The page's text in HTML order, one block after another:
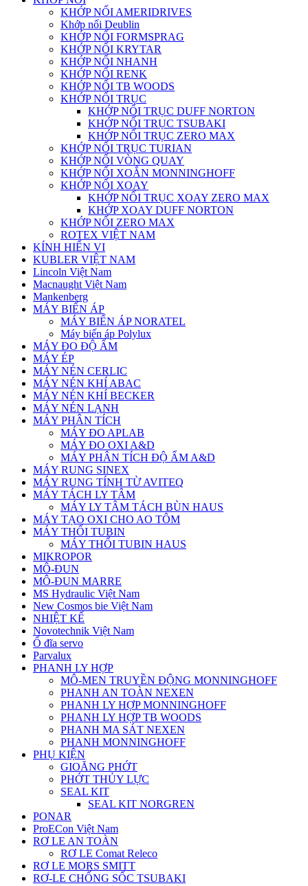
KHỚP NỐI AMERIDRIVES
Khớp nối Deublin
KHỚP NỐI FORMSPRAG
KHỚP NỐI KRYTAR
KHỚP NỐI NHANH
KHỚP NỐI RENK
KHỚP NỐI TB WOODS
KHỚP NỐI TRỤC
KHỚP NỐI TRỤC DUFF NORTON
KHỚP NỐI TRỤC TSUBAKI
KHỚP NỐI TRỤC ZERO MAX
KHỚP NỐI TRỤC TURIAN
KHỚP NỐI VÒNG QUAY
KHỚP NỐI XOẮN MONNINGHOFF
KHỚP NỐI XOAY
KHỚP NỐI TRỤC XOAY ZERO MAX
KHỚP XOAY DUFF NORTON
KHỚP NỐI ZERO MAX
ROTEX VIỆT NAM
KÍNH HIỂN VI
KUBLER VIỆT NAM
Lincoln Việt Nam
Macnaught Việt Nam
Mankenberg
MÁY BIẾN ÁP
MÁY BIẾN ÁP NORATEL
Máy biến áp Polylux
MÁY ĐO ĐỘ ẨM
MÁY ÉP
MÁY NÉN CERLIC
MÁY NÉN KHÍ ABAC
MÁY NÉN KHÍ BECKER
MÁY NÉN LẠNH
MÁY PHÂN TÍCH
MÁY ĐO APLAB
MÁY ĐO OXI A&D
MÁY PHÂN TÍCH ĐỘ ẨM A&D
MÁY RUNG SINEX
MÁY RUNG TÍNH TỪ AVITEQ
MÁY TÁCH LY TÂM
MÁY LY TÂM TÁCH BÙN HAUS
MÁY TẠO OXI CHO AO TÔM
MÁY THỔI TUBIN
MÁY THỔI TUBIN HAUS
MIKROPOR
MÔ-ĐUN
MÔ-ĐUN MARRE
MS Hydraulic Việt Nam
New Cosmos bie Việt Nam
NHIỆT KẾ
Novotechnik Việt Nam
Ổ đĩa servo
Parvalux
PHANH LY HỢP
MÔ-MEN TRUYỀN ĐỘNG MONNINGHOFF
PHANH AN TOÀN NEXEN
PHANH LY HỢP MONNINGHOFF
PHANH LY HỢP TB WOODS
PHANH MA SÁT NEXEN
PHANH MONNINGHOFF
PHỤ KIỆN
GIOĂNG PHỚT
PHỚT THỦY LỰC
SEAL KIT
SEAL KIT NORGREN
PONAR
ProECon Việt Nam
RƠ LE AN TOÀN
RƠ LE Comat Releco
RƠ LE MORS SMITT
RƠ-LE CHỐNG SỐC TSUBAKI